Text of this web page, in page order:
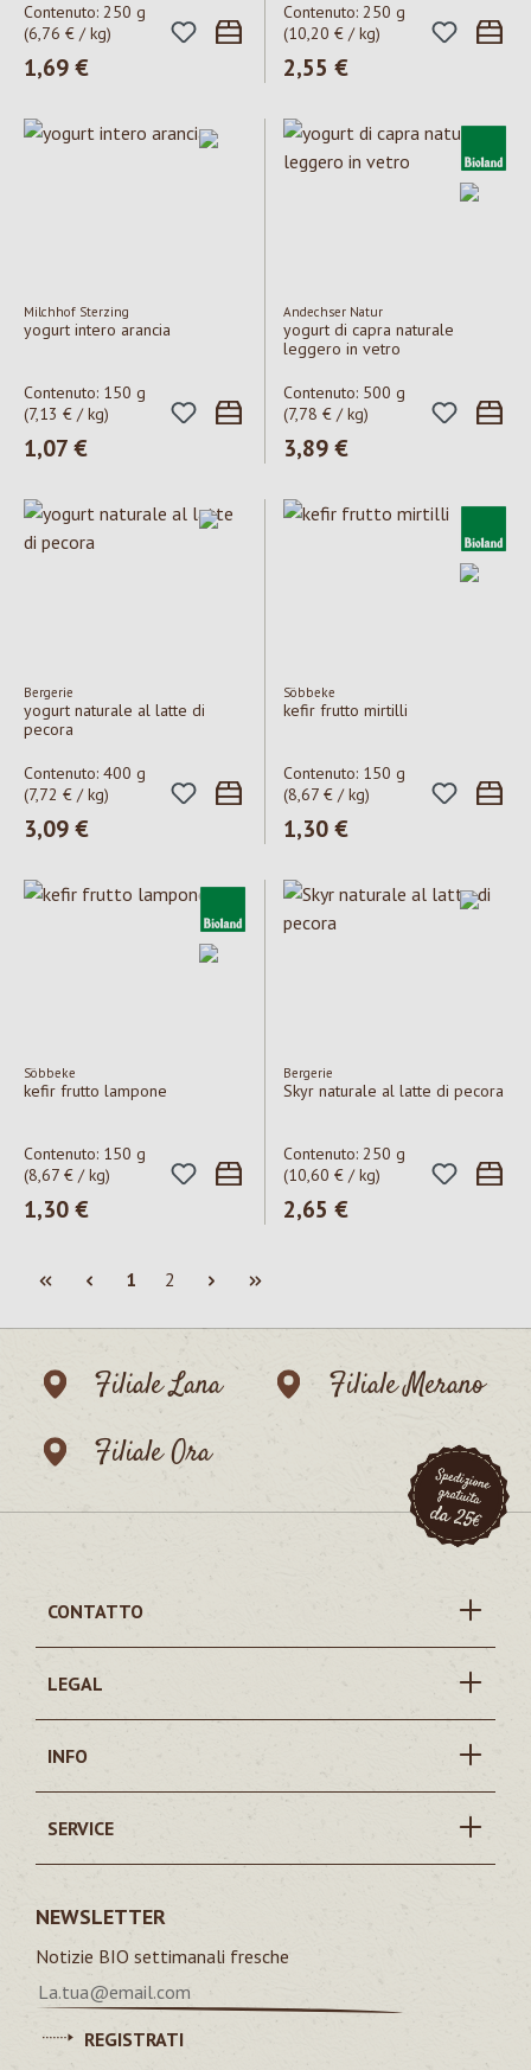
Contenuto: 250 g
(6,76 € / kg)
Prezzo normale:
1,69 €
Contenuto: 250 g
(10,20 € / kg)
Prezzo normale:
2,55 €
Milchhof Sterzing
yogurt intero arancia
Contenuto: 150 g
(7,13 € / kg)
Prezzo normale:
1,07 €
Andechser Natur
yogurt di capra naturale
leggero in vetro
Contenuto: 500 g
(7,78 € / kg)
Prezzo normale:
3,89 €
Bergerie
yogurt naturale al latte di
pecora
Contenuto: 400 g
(7,72 € / kg)
Prezzo normale:
3,09 €
Söbbeke
kefir frutto mirtilli
Contenuto: 150 g
(8,67 € / kg)
Prezzo normale:
1,30 €
Söbbeke
kefir frutto lampone
Contenuto: 150 g
(8,67 € / kg)
Prezzo normale:
1,30 €
Bergerie
Skyr naturale al latte di pecora
Contenuto: 250 g
(10,60 € / kg)
Prezzo normale:
2,65 €
Pagina
1 Pagina
2
Filiale Lana
Filiale Merano
Filiale Ora
CONTATTO
LEGAL
INFO
SERVICE
NEWSLETTER
Notizie BIO settimanali fresche
REGISTRATI